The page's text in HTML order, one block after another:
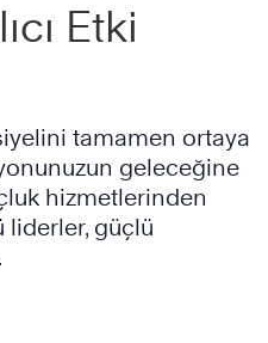
Etki
tamamen ortaya
geleceğine
hizmetlerinden
liderler, güçlü